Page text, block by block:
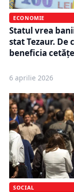
ECONOMIE
Statul vrea
stat Tezaur. De
beneficia
6 aprilie 2026
SOCIAL